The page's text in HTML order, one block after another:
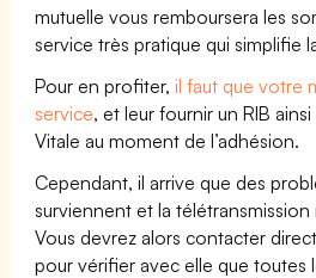
mutuelle vous remboursera les
service très pratique qui simplifie
Pour en profiter,il faut que votre
service, et leur fournir un RIB
Vitale au moment de l’adhésion.
Cependant, il arrive que des
surviennent et la
Vous devrez alors contacter
pour vérifier avec elle que toutes